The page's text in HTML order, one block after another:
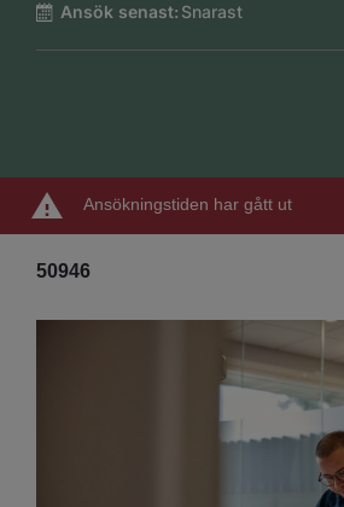
Ansök senast: Snarast
Ansökningstiden har gått ut
50946